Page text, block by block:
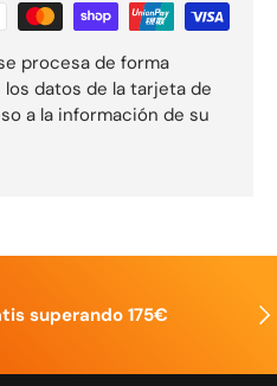
procesa de forma
los datos de la tarjeta de
a la información de su
superando 175€